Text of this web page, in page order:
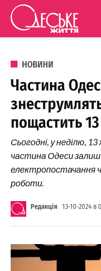
Перейти до вмісту
ОПУБЛІКОВАНО В
НОВИНИ
Частина
пощастить
Сьогодні, у неділю,
частина Одеси
електропостачання
роботи.
Редакція 13-10-2024 в